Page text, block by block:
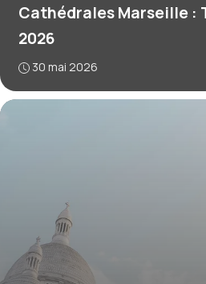
Cathédrales Marseille :
2026
30 mai 2026